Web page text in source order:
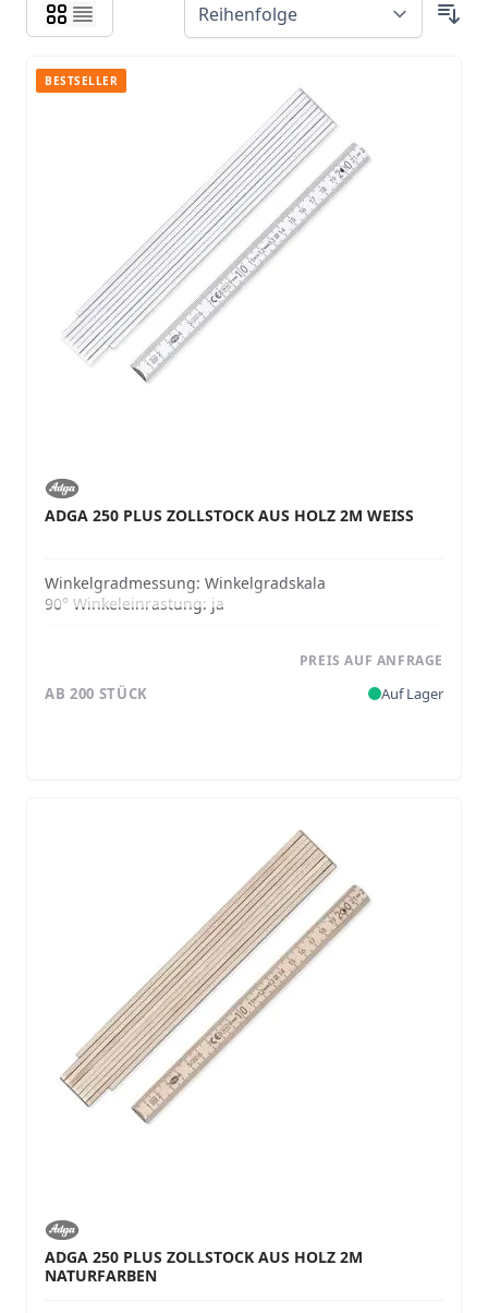
BESTSELLER
ADGA 250 PLUS ZOLLSTOCK AUS HOLZ 2M WEISS
Winkelgradmessung: Winkelgradskala
90° Winkeleinrastung: ja
PREIS AUF ANFRAGE
AB 200 STÜCK Auf Lager
ADGA 250 PLUS ZOLLSTOCK AUS HOLZ 2M
NATURFARBEN